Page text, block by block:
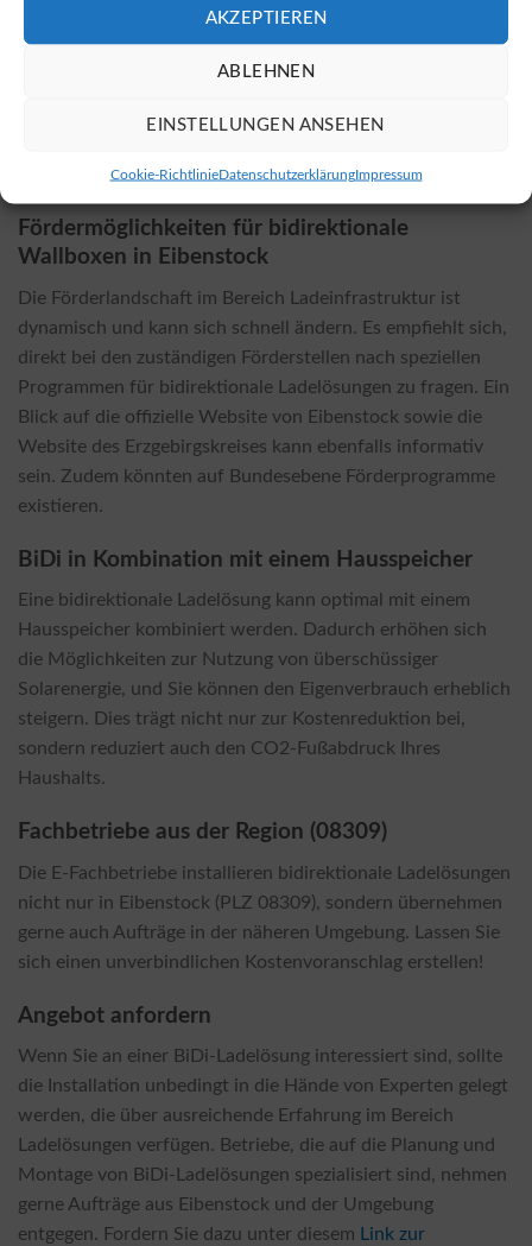
AKZEPTIEREN
ABLEHNEN
EINSTELLUNGEN ANSEHEN
Cookie-RichtlinieDatenschutzerklärungImpressum
Installationsortes und die Komplexität der Elektrik
teurer ist als bei herkömmlichen Modellen, können die
schnell wieder amortisieren.
Fördermöglichkeiten für bidirektionale
Wallboxen in Eibenstock
Die Förderlandschaft im Bereich Ladeinfrastruktur ist
dynamisch und kann sich schnell ändern. Es empfiehlt sich,
direkt bei den zuständigen Förderstellen nach speziellen
Programmen für bidirektionale Ladelösungen zu fragen. Ein
Blick auf die offizielle Website von Eibenstock sowie die
Website des Erzgebirgskreises kann ebenfalls informativ
sein. Zudem könnten auf Bundesebene Förderprogramme
existieren.
BiDi in Kombination mit einem Hausspeicher
Eine bidirektionale Ladelösung kann optimal mit einem
Hausspeicher kombiniert werden. Dadurch erhöhen sich
die Möglichkeiten zur Nutzung von überschüssiger
Solarenergie, und Sie können den Eigenverbrauch erheblich
steigern. Dies trägt nicht nur zur Kostenreduktion bei,
sondern reduziert auch den CO2-Fußabdruck Ihres
Haushalts.
Fachbetriebe aus der Region (08309)
Die E-Fachbetriebe installieren bidirektionale Ladelösungen
nicht nur in Eibenstock (PLZ 08309), sondern übernehmen
gerne auch Aufträge in der näheren Umgebung. Lassen Sie
sich einen unverbindlichen Kostenvoranschlag erstellen!
Angebot anfordern
Wenn Sie an einer BiDi-Ladelösung interessiert sind, sollte
die Installation unbedingt in die Hände von Experten gelegt
werden, die über ausreichende Erfahrung im Bereich
Ladelösungen verfügen. Betriebe, die auf die Planung und
Montage von BiDi-Ladelösungen spezialisiert sind, nehmen
gerne Aufträge aus Eibenstock und der Umgebung
entgegen. Fordern Sie dazu unter diesem
Link zur